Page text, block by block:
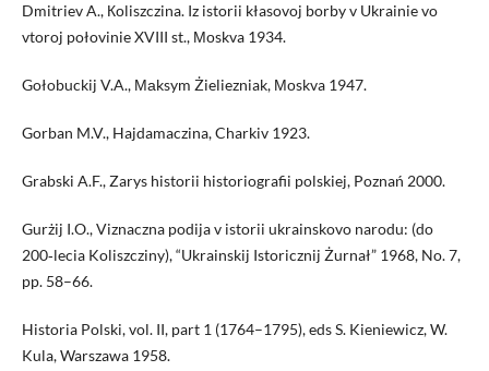
Dmitriev A., Коliszczina. Iz istorii kłasovoj borby v Ukrainie vo
vtoroj połovinie XVIII st., Моskva 1934.
Gołobuckij V.A., Маksym Żieliezniak, Моskva 1947.
Gorban M.V., Hajdamaczina, Charkiv 1923.
Grabski A.F., Zarys historii historiografii polskiej, Poznań 2000.
Gurżij I.O., Viznaczna podija v istorii ukrainskovo narodu: (do
200‑lecia Koliszcziny), “Ukrainskij Istoricznij Żurnał” 1968, No. 7,
pp. 58–66.
Historia Polski, vol. II, part 1 (1764–1795), eds S. Kieniewicz, W.
Kula, Warszawa 1958.